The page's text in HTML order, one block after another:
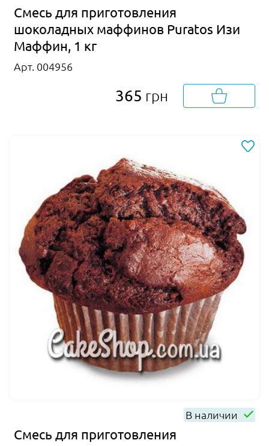
Смесь для приготовления
шоколадных маффинов Puratos Изи
Маффин, 1 кг
Арт. 004956
365 грн
В наличии
Смесь для приготовления